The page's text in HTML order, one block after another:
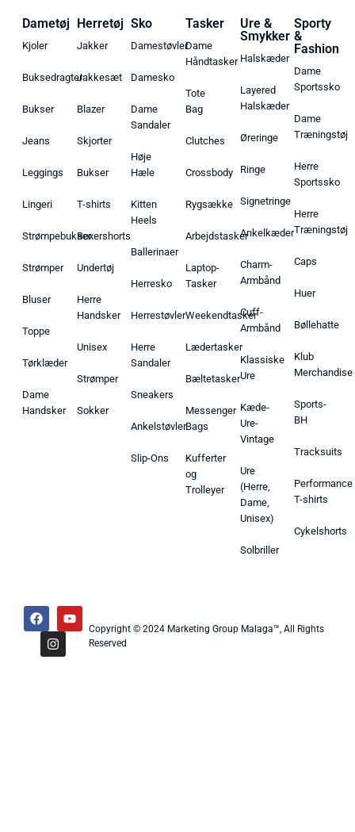
Dametøj
Kjoler
Buksedragter
Bukser
Jeans
Leggings
Lingeri
Strømpebukser
Strømper
Bluser
Toppe
Tørklæder
Dame
Handsker
Herretøj
Jakker
Jakkesæt
Blazer
Skjorter
Bukser
T-shirts
Boxershorts
Undertøj
Herre
Handsker
Unisex
Strømper
Sokker
Sko
Damestøvler
Damesko
Dame
Sandaler
Høje
Hæle
Kitten
Heels
Ballerinaer
Herresko
Herrestøvler
Herre
Sandaler
Sneakers
Ankelstøvler
Slip-Ons
Tasker
Dame
Håndtasker
Tote
Bag
Clutches
Crossbody
Rygsække
Arbejdstasker
Laptop-
Tasker
Weekendtasker
Lædertasker
Bæltetasker
Messenger
Bags
Kufferter
og
Trolleyer
Ure &
Smykker
Halskæder
Layered
Halskæder
Øreringe
Ringe
Signetringe
Ankelkæder
Charm-
Armbånd
Cuff-
Armbånd
Klassiske
Ure
Kæde-
Ure-
Vintage
Ure
(Herre,
Dame,
Unisex)
Solbriller
Sporty
&
Fashion
Dame
Sportssko
Dame
Træningstøj
Herre
Sportssko
Herre
Træningstøj
Caps
Huer
Bøllehatte
Klub
Merchandise
Sports-
BH
Tracksuits
Performance
T-shirts
Cykelshorts
Copyright © 2024 Marketing Group Malaga™, All Rights
Reserved